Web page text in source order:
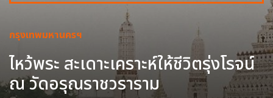
กรุงเทพมหานครฯ
ไหว้พระ สะเดาะเคราะห์ให้ชีวิตรุ่งโรจน์
ณ วัดอรุณราชวราราม